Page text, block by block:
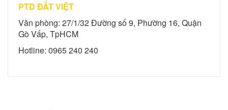
PTD ĐẤT VIỆT
Văn phòng: 27/1/32 Đường số 9, Phường 16, Quận
Gò Vấp, TpHCM
Hotline: 0965 240 240